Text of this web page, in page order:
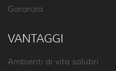
Garanzia
VANTAGGI
Ambienti di vita salubri